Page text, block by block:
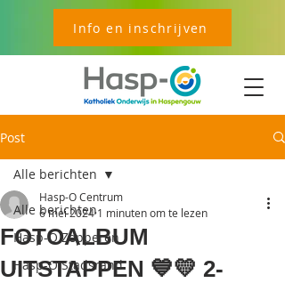
Info en inschrijven
Post
Alle berichten
Hasp-O Zepperen
Hasp-O Stadsrand
Alle berichten
FOTOALBUM
UITSTAPPEN 💙💛 2-
Hasp-O Centrum
6 mei 2024 1 minuten om te lezen